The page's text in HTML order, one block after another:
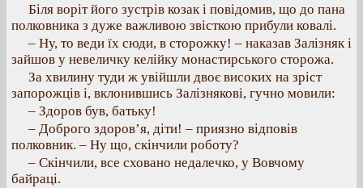
Біля воріт його зустрів козак і повідомив, що до пана
полковника з дуже важливою звісткою прибули ковалі.
– Ну, то веди їх сюди, в сторожку! – наказав Залізняк і
зайшов у невеличку келійку монастирського сторожа.
За хвилину туди ж увійшли двоє високих на зріст
запорожців і, вклонившись Залізнякові, гучно мовили:
– Здоров був, батьку!
– Доброго здоров’я, діти! – приязно відповів
полковник. – Ну що, скінчили роботу?
– Скінчили, все сховано недалечко, у Вовчому
байраці.